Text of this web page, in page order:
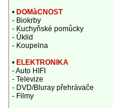
• DOMàCNOST
- Biokrby
- Kuchyňské pomůcky
- Úklid
- Koupelna
• ELEKTRONIKA
- Auto HIFI
- Televize
- DVD/Bluray přehrávače
- Filmy